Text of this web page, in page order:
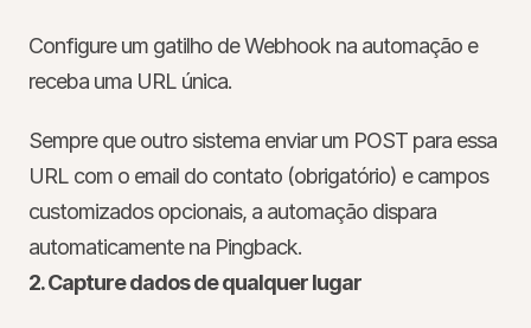
Configure um gatilho de Webhook na automação e
receba uma URL única.
Sempre que outro sistema enviar um POST para essa
URL com o email do contato (obrigatório) e campos
customizados opcionais, a automação dispara
automaticamente na Pingback.
2. Capture dados de qualquer lugar